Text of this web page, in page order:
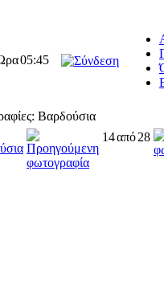
05:45
Βαρδούσια
14από28